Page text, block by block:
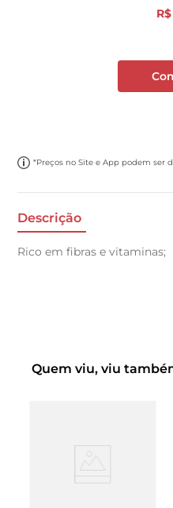
R$
*Preços no Site e App podem ser
Descrição
Rico em fibras e vitaminas;
Quem viu, viu